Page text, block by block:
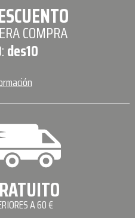
COMPRA
des10
A 60 €